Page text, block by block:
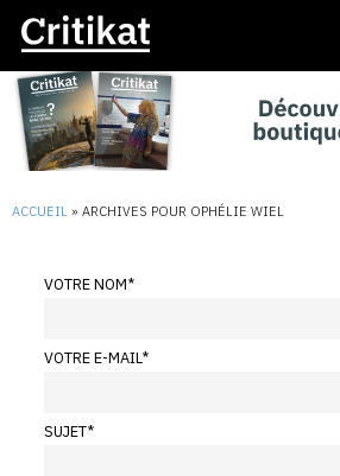
ACCUEIL » ARCHIVES POUR OPHÉLIE WIEL
VOTRE NOM*
VOTRE E-MAIL*
SUJET*